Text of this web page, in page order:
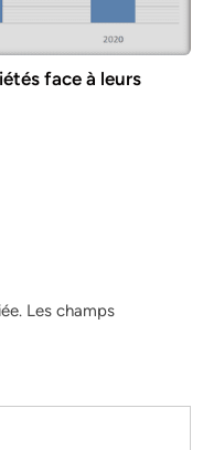
face à leurs
Les champs